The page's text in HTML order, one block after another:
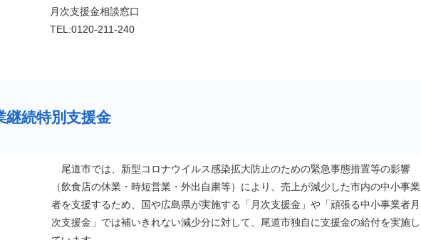
月次支援金相談窓口
TEL:0120-211-240
継続特別支援金
尾道市では、新型コロナウイルス感染拡大防止のための緊急事態措置等の影響
（飲食店の休業・時短営業・外出自粛等）により、売上が減少した市内の中小事業
者を支援するため、国や広島県が実施する「月次支援金」や「頑張る中小事業者月
次支援金」では補いきれない減少分に対して、尾道市独自に支援金の給付を実施し